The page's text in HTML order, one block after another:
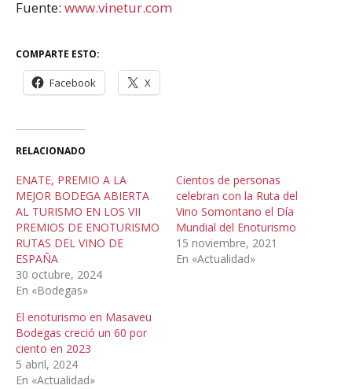
Fuente: www.vinetur.com
COMPARTE ESTO:
Facebook X
RELACIONADO
ENATE, PREMIO A LA
MEJOR BODEGA ABIERTA
AL TURISMO EN LOS VII
PREMIOS DE ENOTURISMO
RUTAS DEL VINO DE
ESPAÑA
30 octubre, 2024
En «Bodegas»
Cientos de personas
celebran con la Ruta del
Vino Somontano el Día
Mundial del Enoturismo
15 noviembre, 2021
En «Actualidad»
El enoturismo en Masaveu
Bodegas creció un 60 por
ciento en 2023
5 abril, 2024
En «Actualidad»